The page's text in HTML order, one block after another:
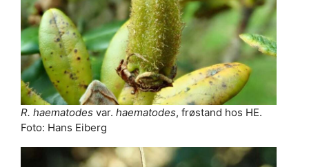
R. haematodes var. haematodes, frøstand hos HE.
Foto: Hans Eiberg